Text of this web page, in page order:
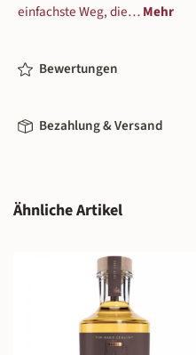
einfachste Weg, die…Mehr
Bewertungen
Bezahlung & Versand
Produktgalerie überspringen
Ähnliche Artikel